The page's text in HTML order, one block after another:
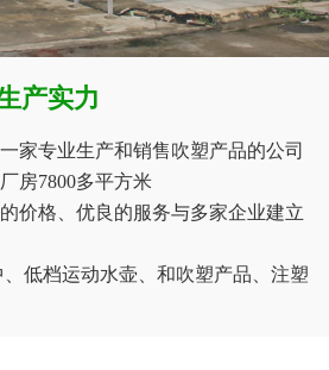
产实力
家专业生产和销售吹塑产品的公司
房7800多平方米
价格、优良的服务与多家企业建立
低档运动水壶、和吹塑产品、注塑